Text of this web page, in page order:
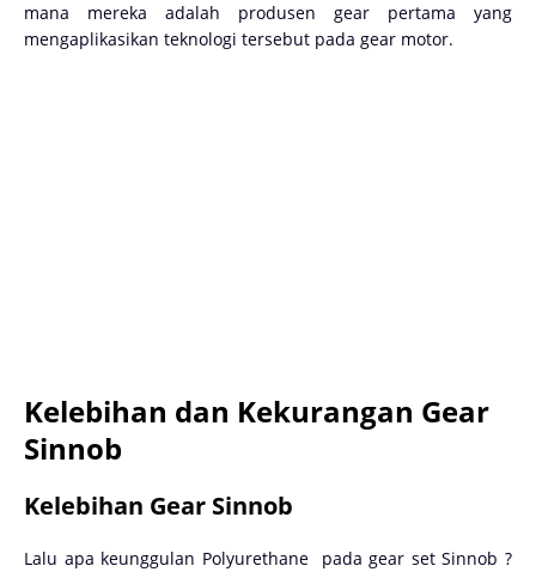
mana mereka adalah produsen gear pertama yang
mengaplikasikan teknologi tersebut pada gear motor.
Kelebihan dan Kekurangan Gear
Sinnob
Kelebihan Gear Sinnob
Lalu apa keunggulan Polyurethane pada gear set Sinnob ?